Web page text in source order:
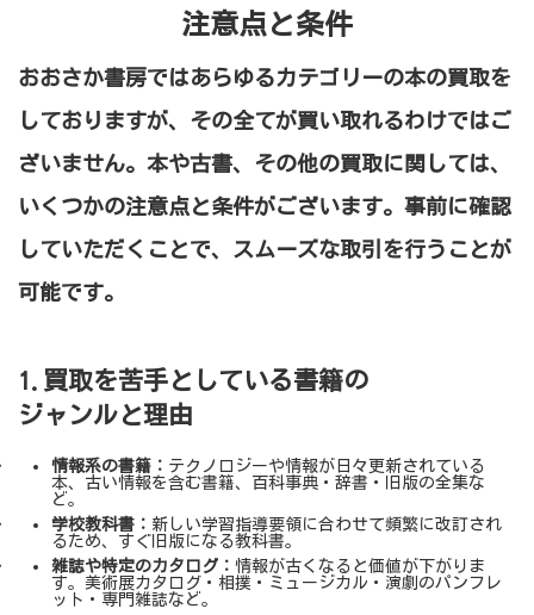
注意点と条件
おおさか書房ではあらゆるカテゴリーの本の買取を
しておりますが、その全てが買い取れるわけではご
ざいません。本や古書、その他の買取に関しては、
いくつかの注意点と条件がございます。事前に確認
していただくことで、スムーズな取引を行うことが
可能です。
1.買取を苦手としている書籍の
ジャンルと理由
情報系の書籍： テクノロジーや情報が日々更新されている
本、古い情報を含む書籍、百科事典・辞書・旧版の全集な
ど。
学校教科書： 新しい学習指導要領に合わせて頻繁に改訂され
るため、すぐ旧版になる教科書。
雑誌や特定のカタログ： 情報が古くなると価値が下がりま
す。美術展カタログ・相撲・ミュージカル・演劇のパンフレ
ット・専門雑誌など。